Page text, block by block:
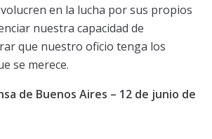
en la lucha por sus propios
nuestra capacidad de
que nuestro oficio tenga los
se merece.
de Buenos Aires – 12 de junio de